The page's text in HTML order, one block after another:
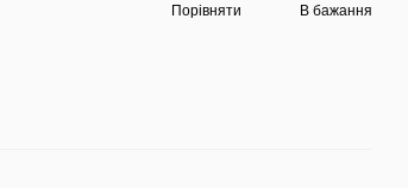
Порівняти В бажання